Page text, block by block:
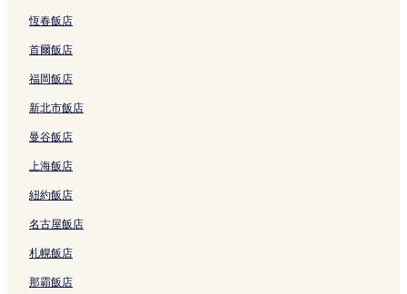
阿索克的設有廚房的飯店
阿索克的奢華飯店
阿索克的Spa 飯店
阿索克的平價飯店
阿索克的親子飯店
阿索克的設有停車場的飯店
阿索克的商務飯店
恆春飯店
首爾飯店
福岡飯店
新北市飯店
曼谷飯店
上海飯店
紐約飯店
名古屋飯店
札幌飯店
那霸飯店